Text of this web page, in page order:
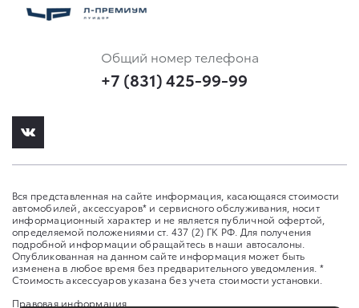
Общий номер телефона
+7 (831) 425-99-99
Вся представленная на сайте информация, касающаяся стоимости
автомобилей, аксессуаров* и сервисного обслуживания, носит
информационный характер и не является публичной офертой,
определяемой положениями ст. 437 (2) ГК РФ. Для получения
подробной информации обращайтесь в наши автосалоны.
Опубликованная на данном сайте информация может быть
изменена в любое время без предварительного уведомления. *
Стоимость аксессуаров указана без учета стоимости установки.
Правовая информация